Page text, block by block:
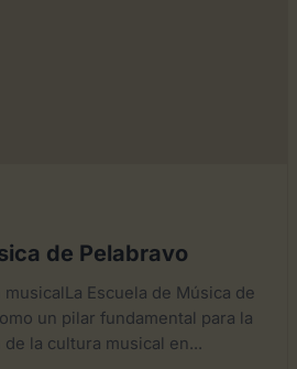
de Pelabravo
Escuela de Música de
un pilar fundamental para la
la cultura musical en...